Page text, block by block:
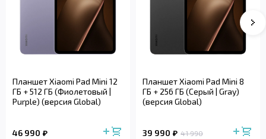
Планшет Xiaomi Pad Mini 12
ГБ + 512 ГБ (Фиолетовый |
Purple) (версия Global)
46 990
Планшет Xiaomi Pad Mini 8
ГБ + 256 ГБ (Серый | Gray)
(версия Global)
39 990 41 990